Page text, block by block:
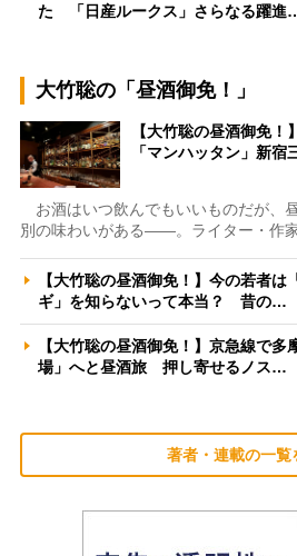
た 「日産ルークス」さらなる躍進
大竹聡の「昼酒御免！」
【大竹聡の昼酒御免！
「マンハッタン」新
お酒はいつ飲んでもいいものだが、
別の味わいがある――。ライター・作
【大竹聡の昼酒御免！】今の若者
ギ」を知らないって本当？ 昔の…
【大竹聡の昼酒御免！】京急線で
場」へと昼酒旅 押し寄せるノス…
著者・連載の一覧